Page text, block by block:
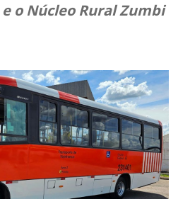
o Núcleo Rural Zumbi